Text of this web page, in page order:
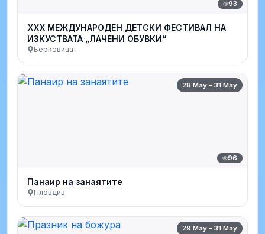
93
XXX МЕЖДУНАРОДЕН ДЕТСКИ ФЕСТИВАЛ НА
ИЗКУСТВАТА „ЛАЧЕНИ ОБУВКИ“
Берковица
28 May – 31 May
96
Панаир на занаятите
Пловдив
29 May – 31 May